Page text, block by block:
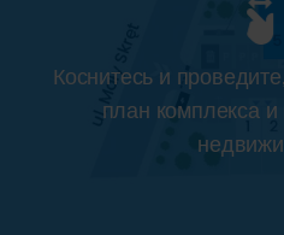
Коснитесь и
план комплекса